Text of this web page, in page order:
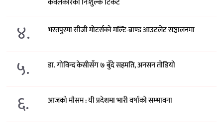
४. भरतपुरमा सीजी मोटर्सको मल्टि-ब्राण्ड आउटलेट सञ्चालनमा
५. डा. गोविन्द केसीसँग ७ बुँदे सहमति, अनसन तोडियो
६. आजको मौसम : यी प्रदेशमा भारी वर्षाको सम्भावना